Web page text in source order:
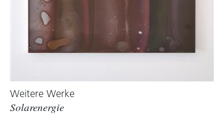
Weitere Werke
Solarenergie